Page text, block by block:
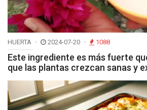
HUERTA 2024-07-20 1088
Este ingrediente es más fuerte
que las plantas crezcan sanas y